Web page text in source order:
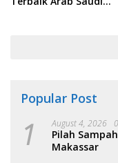
Popular Post
1 August 4, 2026
Pilah
Makassar